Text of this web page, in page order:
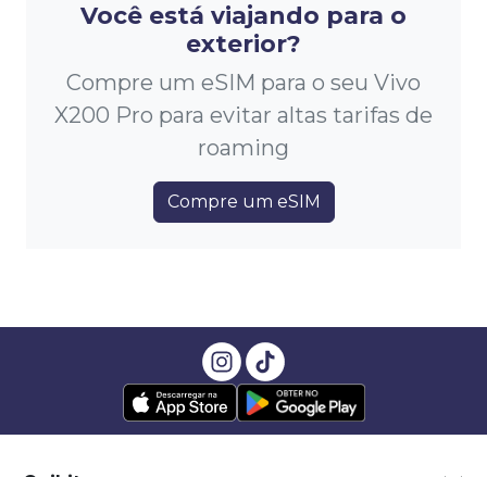
Você está viajando para o
exterior?
Compre um eSIM para o seu Vivo
X200 Pro para evitar altas tarifas de
roaming
Compre um eSIM